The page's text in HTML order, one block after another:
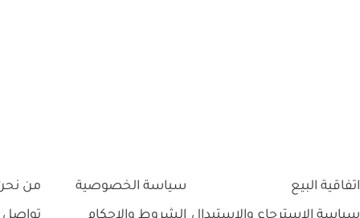
اتفاقية البيع
سياسة الخصوصية
من